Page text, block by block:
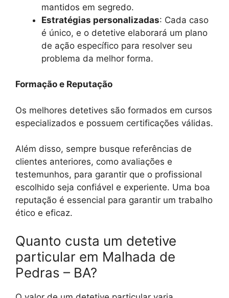
mantidos em segredo.
Estratégias personalizadas: Cada caso
é único, e o detetive elaborará um plano
de ação específico para resolver seu
problema da melhor forma.
Formação e Reputação
Os melhores detetives são formados em cursos
especializados e possuem certificações válidas.
Além disso, sempre busque referências de
clientes anteriores, como avaliações e
testemunhos, para garantir que o profissional
escolhido seja confiável e experiente. Uma boa
reputação é essencial para garantir um trabalho
ético e eficaz.
Quanto custa um detetive
particular em Malhada de
Pedras – BA?